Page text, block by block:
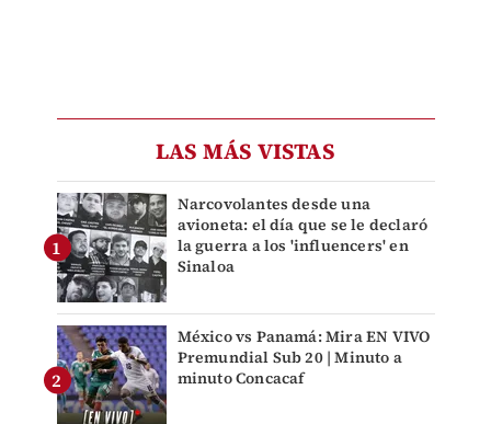
LAS MÁS VISTAS
Narcovolantes desde una
avioneta: el día que se le declaró
la guerra a los 'influencers' en
Sinaloa
México vs Panamá: Mira EN VIVO
Premundial Sub 20 | Minuto a
minuto Concacaf